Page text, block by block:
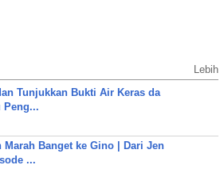
Lebih
Tunjukkan Bukti Air Keras da
Peng...
Marah Banget ke Gino | Dari Jen
...